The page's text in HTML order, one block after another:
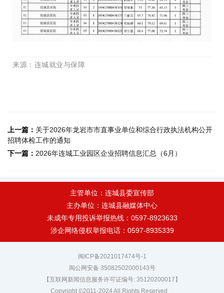
来源 ：连城就业与保障
上一篇： 关于2026年龙岩市市直事业单位和综合行政执法机构公开
招聘体检工作的通知
下一篇： 2026年连城工业园区企业招聘信息汇总（6月）
主管单位：连城县委宣传部
主办单位：连城县融媒体中心
未成年专用投诉举报热线：0597-8923633
涉企网络侵权举报电话：0597-8935339
闽ICP备2021017474号-1
闽公网安备 35082502000143号
【互联网新闻信息服务许可证编号: 35120200017】
Copyright ©2011-2024 All Rights Reserved